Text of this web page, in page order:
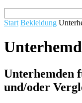
Start Bekleidung
Unterhemden
und/oder